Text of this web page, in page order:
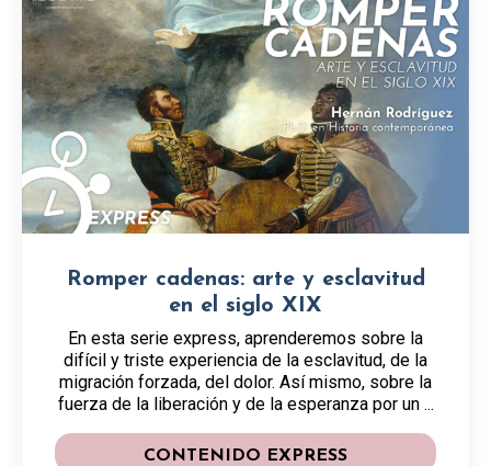
Romper cadenas: arte y esclavitud
en el siglo XIX
En esta serie express, aprenderemos sobre la
difícil y triste experiencia de la esclavitud, de la
migración forzada, del dolor. Así mismo, sobre la
fuerza de la liberación y de la esperanza por un ...
CONTENIDO EXPRESS